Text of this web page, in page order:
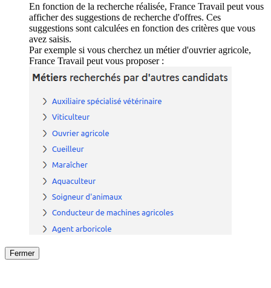
En fonction de la recherche réalisée, France Travail peut vous
afficher des suggestions de recherche d'offres. Ces
suggestions sont calculées en fonction des critères que vous
avez saisis.
Par exemple si vous cherchez un métier d'ouvrier agricole,
France Travail peut vous proposer :
Fermer